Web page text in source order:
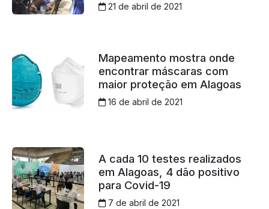
21 de abril de 2021
Mapeamento mostra onde
encontrar máscaras com
maior proteção em Alagoas
16 de abril de 2021
A cada 10 testes realizados
em Alagoas, 4 dão positivo
para Covid-19
7 de abril de 2021